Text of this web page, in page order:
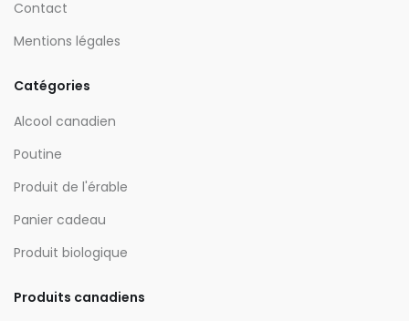
Contact
Mentions légales
Catégories
Alcool canadien
Poutine
Produit de l'érable
Panier cadeau
Produit biologique
Produits canadiens